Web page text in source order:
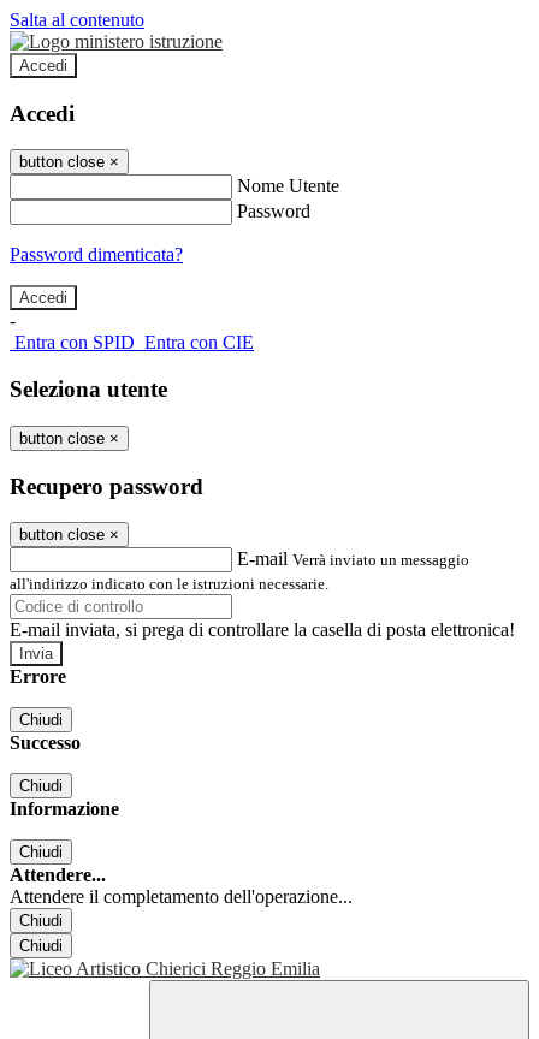
Salta al contenuto
Accedi
Accedi
button close ×
Nome Utente
Password
Password dimenticata?
-
Entra con SPID Entra con CIE
Seleziona utente
button close ×
Recupero password
button close ×
E-mail Verrà inviato un messaggio
all'indirizzo indicato con le istruzioni necessarie.
E-mail inviata, si prega di controllare la casella di posta elettronica!
Errore
Chiudi
Successo
Chiudi
Informazione
Chiudi
Attendere...
Attendere il completamento dell'operazione...
Chiudi
Chiudi